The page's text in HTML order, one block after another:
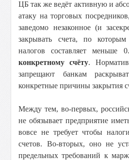
ЦБ так же ведёт активную и
атаку на торговых
заведомо незаконное (и
закрывать счета, по
налогов составляет меньше
конкретному счёту.
запрещают банкам
конкретные причины закрытия
Между тем, во-первых,
не обязывает предприятие
вовсе не требует чтобы
счетов. Во-вторых, оно не
предельных требований к